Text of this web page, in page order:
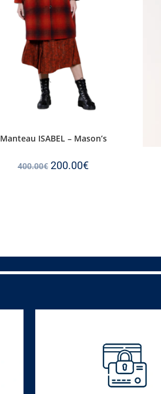
Manteau ISABEL – Mason’s
400.00€ 200.00€